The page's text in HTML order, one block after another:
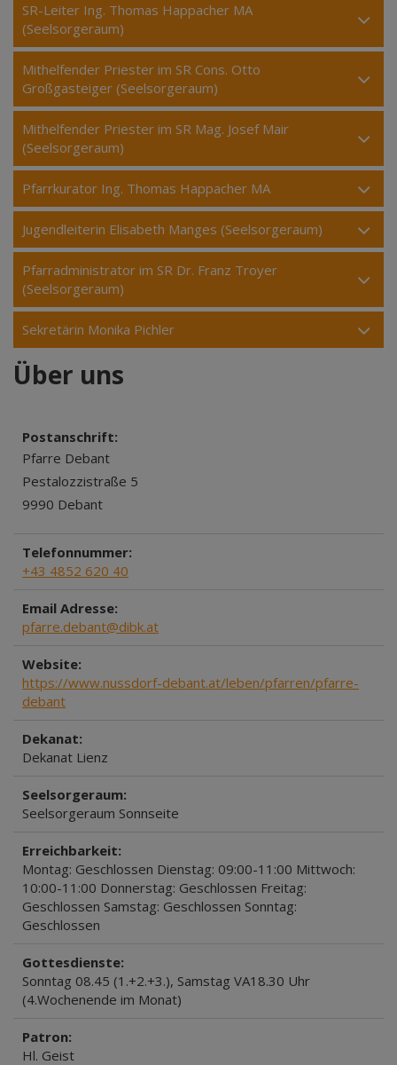
SR-Leiter Ing. Thomas Happacher MA
(Seelsorgeraum)
Mithelfender Priester im SR Cons. Otto
Großgasteiger (Seelsorgeraum)
Mithelfender Priester im SR Mag. Josef Mair
(Seelsorgeraum)
Pfarrkurator Ing. Thomas Happacher MA
Jugendleiterin Elisabeth Manges (Seelsorgeraum)
Pfarradministrator im SR Dr. Franz Troyer
(Seelsorgeraum)
Sekretärin Monika Pichler
Über uns
Postanschrift:
Pfarre Debant
Pestalozzistraße 5
9990 Debant
Telefonnummer:
+43 4852 620 40
Email Adresse:
pfarre.debant@dibk.at
Website:
https://www.nussdorf-debant.at/leben/pfarren/pfarre-
debant
Dekanat:
Dekanat Lienz
Seelsorgeraum:
Seelsorgeraum Sonnseite
Erreichbarkeit:
Montag: Geschlossen Dienstag: 09:00-11:00 Mittwoch:
10:00-11:00 Donnerstag: Geschlossen Freitag:
Geschlossen Samstag: Geschlossen Sonntag:
Geschlossen
Gottesdienste:
Sonntag 08.45 (1.+2.+3.), Samstag VA18.30 Uhr
(4.Wochenende im Monat)
Patron:
Hl. Geist